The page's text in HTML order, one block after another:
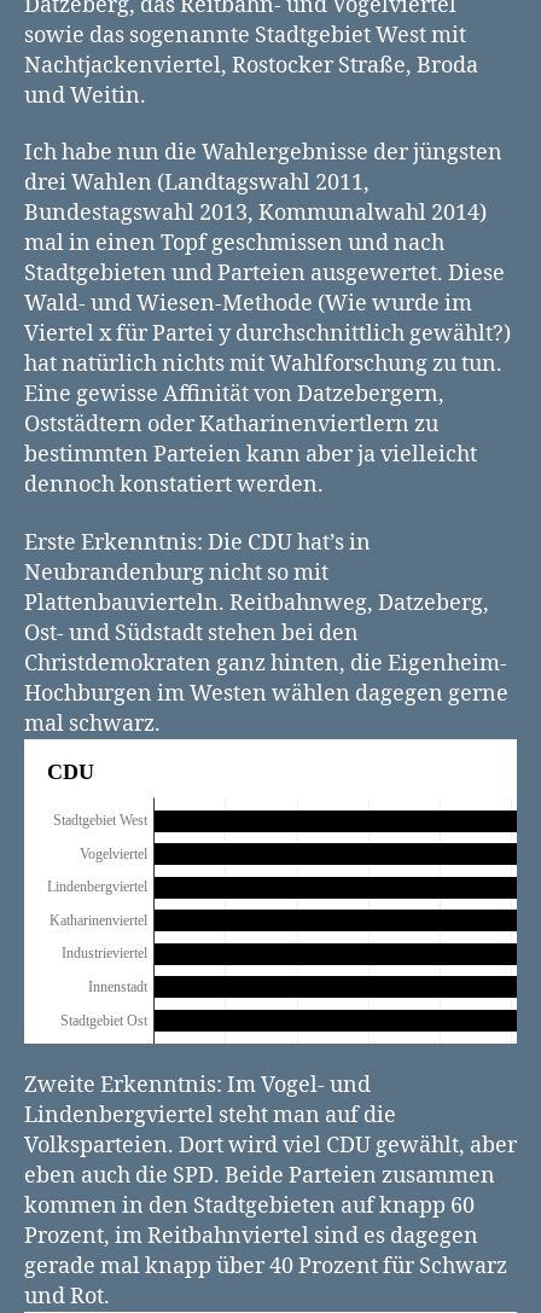
sowie das sogenannte Stadtgebiet West mit
Nachtjackenviertel, Rostocker Straße, Broda
und Weitin.
Ich habe nun die Wahlergebnisse der jüngsten
drei Wahlen (Landtagswahl 2011,
Bundestagswahl 2013, Kommunalwahl 2014)
mal in einen Topf geschmissen und nach
Stadtgebieten und Parteien ausgewertet. Diese
Wald- und Wiesen-Methode (Wie wurde im
Viertel x für Partei y durchschnittlich gewählt?)
hat natürlich nichts mit Wahlforschung zu tun.
Eine gewisse Affinität von Datzebergern,
Oststädtern oder Katharinenviertlern zu
bestimmten Parteien kann aber ja vielleicht
dennoch konstatiert werden.
Erste Erkenntnis: Die CDU hat’s in
Neubrandenburg nicht so mit
Plattenbauvierteln. Reitbahnweg, Datzeberg,
Ost- und Südstadt stehen bei den
Christdemokraten ganz hinten, die Eigenheim-
Hochburgen im Westen wählen dagegen gerne
mal schwarz.
Zweite Erkenntnis: Im Vogel- und
Lindenbergviertel steht man auf die
Volksparteien. Dort wird viel CDU gewählt, aber
eben auch die SPD. Beide Parteien zusammen
kommen in den Stadtgebieten auf knapp 60
Prozent, im Reitbahnviertel sind es dagegen
gerade mal knapp über 40 Prozent für Schwarz
und Rot.